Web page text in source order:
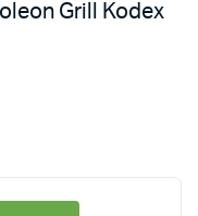
Grill Kodex